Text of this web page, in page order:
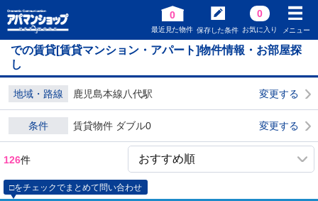
0
最近見た物件 保存した条件
0
お気に入り メニュー
での賃貸[賃貸マンション・アパート]物件情報・お部屋探
し
地域・路線 鹿児島本線八代駅 変更する
条件 賃貸物件 ダブル0 変更する
126件
□をチェックでまとめて問い合わせ